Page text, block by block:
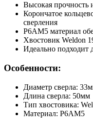
Высокая прочность
Корончатое
сверления
Р6АМ5 материал
Хвостовик Weldon
Идеально подходит
Особенности:
Диаметр сверла:
Длина сверла: 50мм
Тип хвостовика:
Материал: Р6АМ5